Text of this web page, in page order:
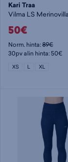
Kari Traa
50€
Norm. hinta:89€
30pv alin hinta: 50€
XS L XL